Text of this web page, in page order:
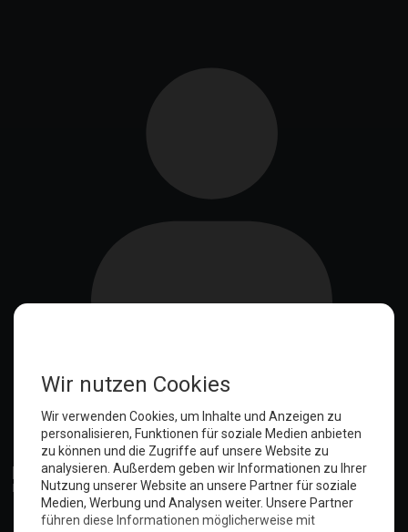
Anmelden